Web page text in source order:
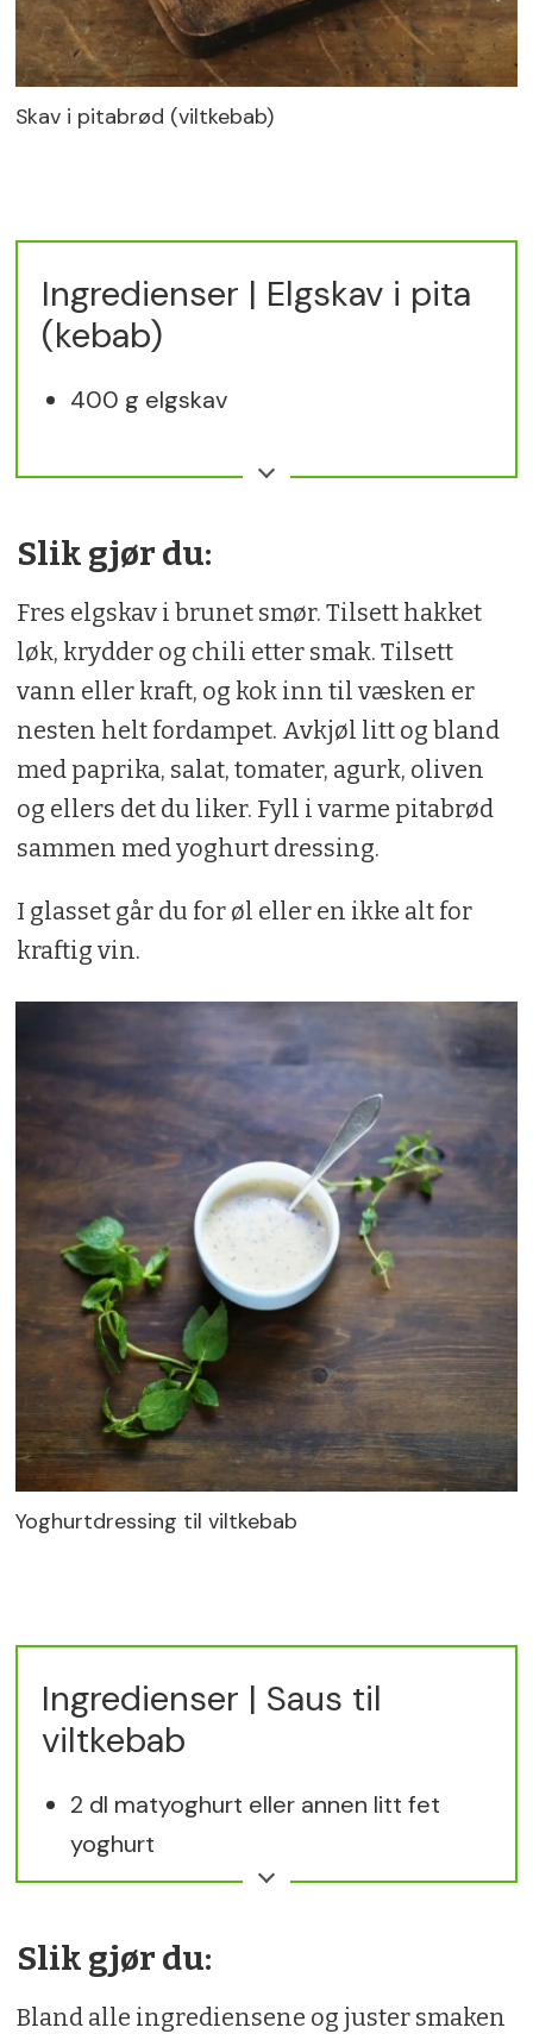
Skav i pitabrød (viltkebab)
Ingredienser | Elgskav i pita
(kebab)
400 g elgskav
1 ss smør
Salt1⁄2 grovhakket løk
1⁄2 finhakket rød chili, eller tørket chili
etter smak
2 ts spisskumme
1 dl vann eller kraf
1⁄2 rød paprik
8 cherrytomate
1 salathode og litt agurOliven, sopp,
soltørka tomater og ellers det du liker i
pitabrød
Slik gjør du:
Fres elgskav i brunet smør. Tilsett hakket
løk, krydder og chili etter smak. Tilsett
vann eller kraft, og kok inn til væsken er
nesten helt fordampet. Avkjøl litt og bland
med paprika, salat, tomater, agurk, oliven
og ellers det du liker. Fyll i varme pitabrød
sammen med yoghurt dressing.
I glasset går du for øl eller en ikke alt for
kraftig vin.
Yoghurtdressing til viltkebab
Ingredienser | Saus til
viltkebab
2 dl matyoghurt eller annen litt fet
yoghurt
Slik gjør du:
Bland alle ingrediensene og juster smaken